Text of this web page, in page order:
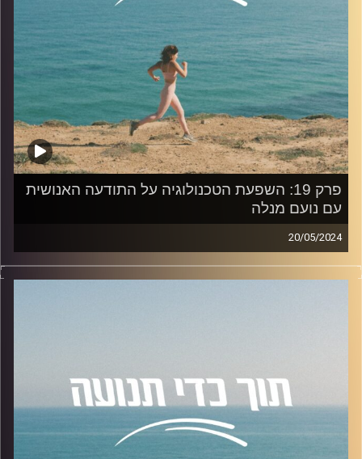
ואתגרים למיניהם.
לחצו עלהלינק
קרדיט תמונות:AudioVersity
פרק 19: השפעת הטכנולוגיה על התודעה האנושית
עם נועם מנלה
20/05/2024
פרק 19 עוסק בהשפעת הטכנולוגיה על התודעה האנושית, בו
אירחתי את נועם מנלה, חוקר תודעה דיגיטלית. מרצה
התמודדות עם שינויים בעקבות הטכנולוגיה, השפעות
הטכנולוגיה על עיצוב האמונות וההתנהגויות, אותנטיות, יצירתיות
ופסיכולוגיה בעידן הטכנולוגי.